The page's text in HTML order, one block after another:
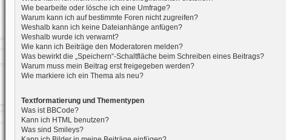
Wie bearbeite oder lösche ich eine Umfrage?
Warum kann ich auf bestimmte Foren nicht zugreifen?
Weshalb kann ich keine Dateianhänge anfügen?
Weshalb wurde ich verwarnt?
Wie kann ich Beiträge den Moderatoren melden?
Was bewirkt die „Speichern“-Schaltfläche beim Schreiben eines Beitrags?
Warum muss mein Beitrag erst freigegeben werden?
Wie markiere ich ein Thema als neu?
Textformatierung und Thementypen
Was ist BBCode?
Kann ich HTML benutzen?
Was sind Smileys?